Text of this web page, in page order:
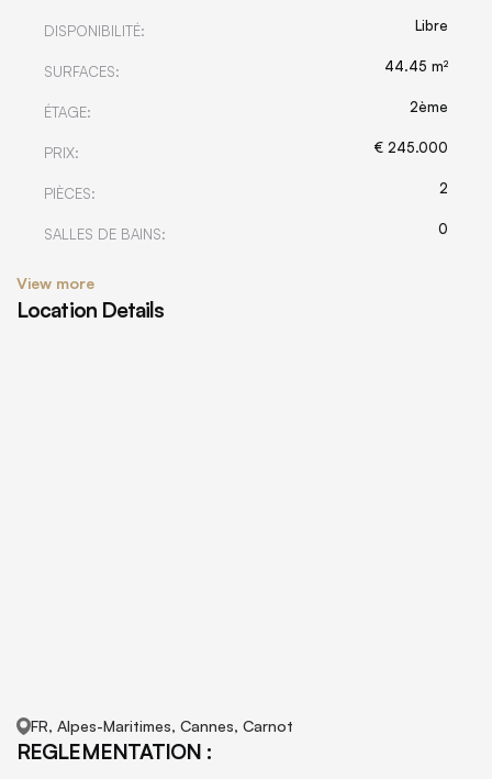
DISPONIBILITÉ: Libre
SURFACES: 44.45 m²
ÉTAGE: 2ème
PRIX: € 245.000
PIÈCES: 2
SALLES DE BAINS: 0
View more
Location Details
FR, Alpes-Maritimes, Cannes, Carnot
REGLEMENTATION :